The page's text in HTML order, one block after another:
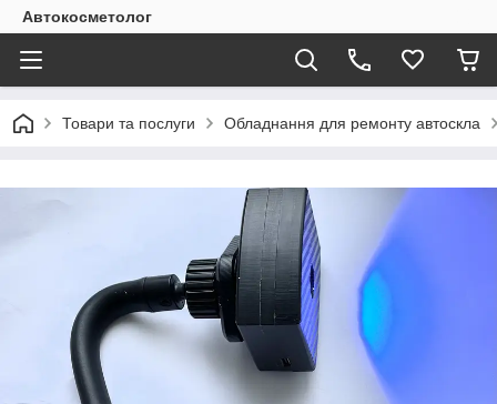
Автокосметолог
Товари та послуги Обладнання для ремонту автоскла